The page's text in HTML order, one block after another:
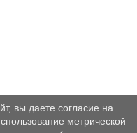
вы даете согласие на
метрической